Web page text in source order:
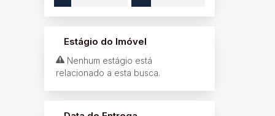
Portal da Aliança I (1)
Pousada do Sol (1)
Recanto do Bosque (1)
Rosário (3)
Estágio do Imóvel
Nenhum estágio está
relacionado a esta busca.